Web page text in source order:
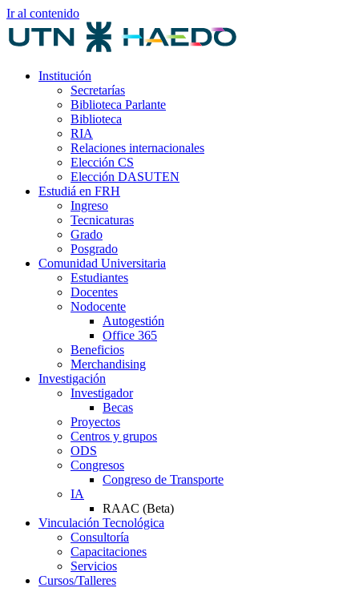
Ir al contenido
Institución
Secretarías
Biblioteca Parlante
Biblioteca
RIA
Relaciones internacionales
Elección CS
Elección DASUTEN
Estudiá en FRH
Ingreso
Tecnicaturas
Grado
Posgrado
Comunidad Universitaria
Estudiantes
Docentes
Nodocente
Autogestión
Office 365
Beneficios
Merchandising
Investigación
Investigador
Becas
Proyectos
Centros y grupos
ODS
Congresos
Congreso de Transporte
IA
RAAC (Beta)
Vinculación Tecnológica
Consultoría
Capacitaciones
Servicios
Cursos/Talleres